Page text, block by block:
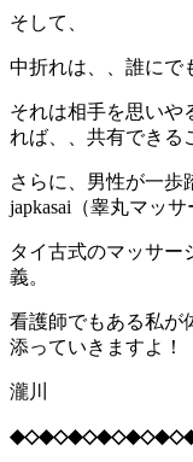
そして、
中折れは、、誰にで
それは相手を思いや
れば、、共有できる
さらに、男性が一歩
japkasai（睾丸マッサ
タイ古式のマッサー
義。
看護師でもある私が
添っていきますよ！
瀧川